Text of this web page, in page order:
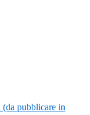
pubblicare in